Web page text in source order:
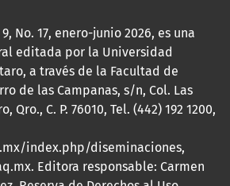
No. 17, enero-junio 2026, es una
editada por la Universidad
a través de la Facultad de
de las Campanas, s/n, Col. Las
Qro., C. P. 76010, Tel. (442) 192 1200,
index.php/diseminaciones,
Editora responsable: Carmen